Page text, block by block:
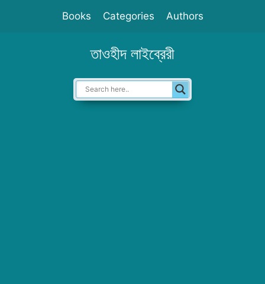
Books Categories Authors
তাওহীদ লাইব্রেরী